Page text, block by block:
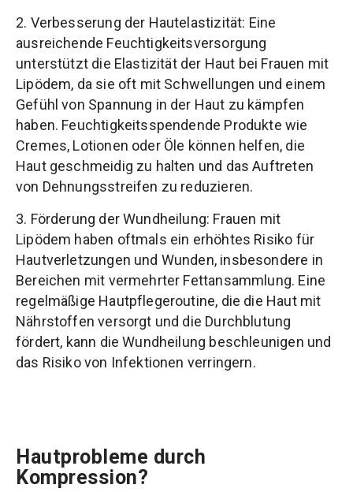
2. Verbesserung der Hautelastizität: Eine
ausreichende Feuchtigkeitsversorgung
unterstützt die Elastizität der Haut bei Frauen mit
Lipödem, da sie oft mit Schwellungen und einem
Gefühl von Spannung in der Haut zu kämpfen
haben. Feuchtigkeitsspendende Produkte wie
Cremes, Lotionen oder Öle können helfen, die
Haut geschmeidig zu halten und das Auftreten
von Dehnungsstreifen zu reduzieren.
3. Förderung der Wundheilung: Frauen mit
Lipödem haben oftmals ein erhöhtes Risiko für
Hautverletzungen und Wunden, insbesondere in
Bereichen mit vermehrter Fettansammlung. Eine
regelmäßige Hautpflegeroutine, die die Haut mit
Nährstoffen versorgt und die Durchblutung
fördert, kann die Wundheilung beschleunigen und
das Risiko von Infektionen verringern.
Hautprobleme durch
Kompression?